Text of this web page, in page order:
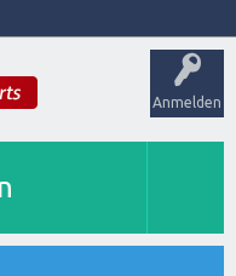
Anmelden